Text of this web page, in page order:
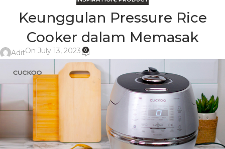
Keunggulan Pressure Rice
Cooker dalam Memasak
AditOn July 13, 2023 0